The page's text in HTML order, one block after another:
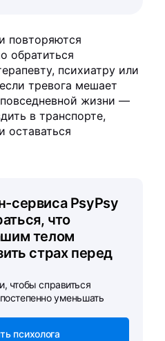
повторяются
обратиться
психиатру или
тревога мешает
жизни —
в транспорте,
оставаться
сервиса PsyPsy
что
телом
страх перед
чтобы справиться
уменьшать
психолога